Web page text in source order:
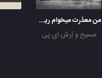
من معذرت میخوام ریمیکس
مسیح و آرش ای پی